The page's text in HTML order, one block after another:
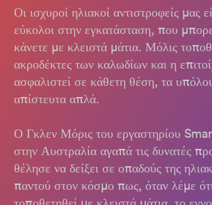
Οι ισχυροί ηλιακοί αντιστροφείς μας
εύκολοι στην εγκατάσταση, που
κάνετε με κλειστά μάτια. Μόλις
ακροδέκτες των καλωδίων και η
ασφαλιστεί σε κάθετη θέση, τα
απίστευτα απλά.
Ο Γκλεν Μόρις του εργαστηρίου
στην Αυστραλία αγαπά τις δυνατές
θέλησε να δείξει σε οπαδούς της
παντού στον κόσμο πως, όταν λέμε